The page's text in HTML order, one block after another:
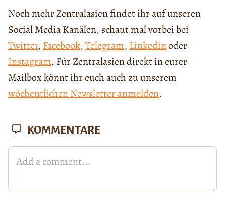
Noch mehr Zentralasien findet ihr auf unseren
Social Media Kanälen, schaut mal vorbei bei
Twitter, Facebook,Telegram, Linkedinoder
Instagram. Für Zentralasien direkt in eurer
Mailbox könnt ihr euch auch zu unserem
wöchentlichen Newsletter anmelden.
KOMMENTARE